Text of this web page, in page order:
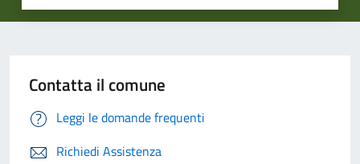
Contatta il comune
Leggi le domande frequenti
Richiedi Assistenza